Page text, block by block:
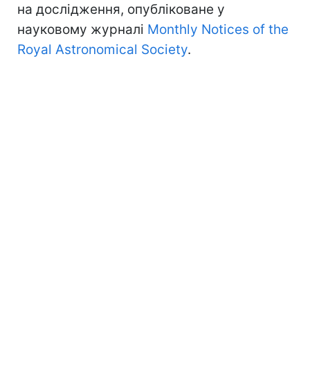
на дослідження, опубліковане у
науковому журналі Monthly Notices of the
Royal Astronomical Society.